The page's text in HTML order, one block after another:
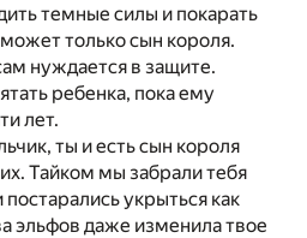
темные силы и покарать
только сын короля.
нуждается в защите.
ребенка, пока ему
лет.
ты и есть сын короля
Тайком мы забрали тебя
укрыться как
эльфов даже изменила твое